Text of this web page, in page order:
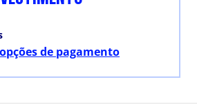
de pagamento